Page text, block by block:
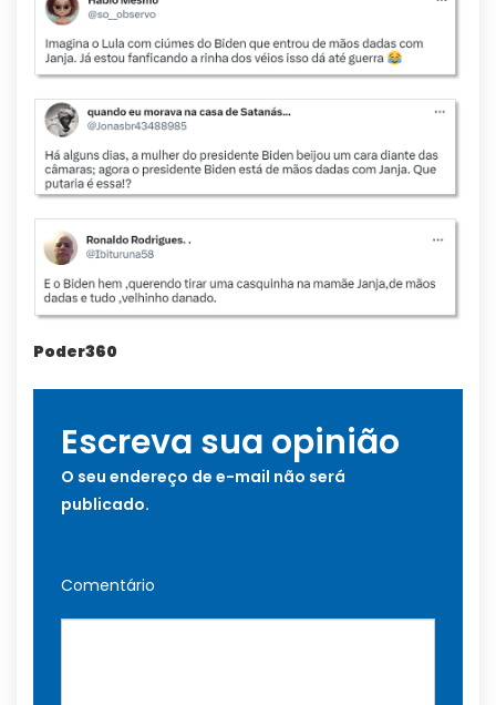
Poder360
Escreva sua opinião
O seu endereço de e-mail não será
publicado.
Comentário